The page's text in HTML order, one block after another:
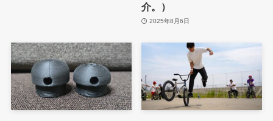
介。）
2025年8月6日